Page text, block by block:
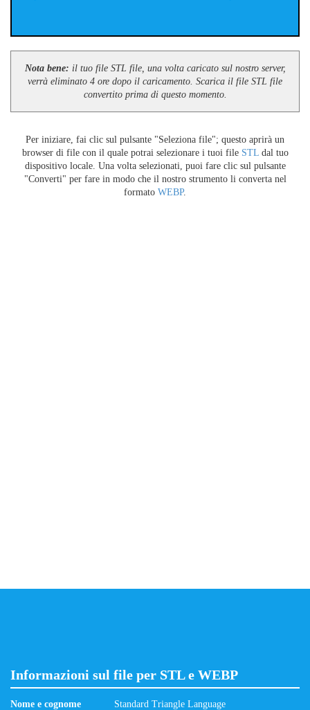
Nota bene: il tuo file STL file, una volta caricato sul nostro server,
verrà eliminato 4 ore dopo il caricamento. Scarica il file STL file
convertito prima di questo momento.
Per iniziare, fai clic sul pulsante "Seleziona file"; questo aprirà un
browser di file con il quale potrai selezionare i tuoi file STLdal tuo
dispositivo locale. Una volta selezionati, puoi fare clic sul pulsante
"Converti" per fare in modo che il nostro strumento li converta nel
formato WEBP.
Informazioni sul file per STL e WEBP
Nome e cognome
Standard Triangle Language